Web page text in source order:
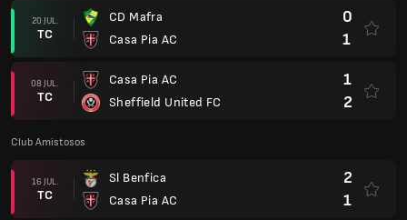
20 JUL.
TC
CD Mafra
Casa Pia AC
0
1
08 JUL.
TC
Casa Pia AC
Sheffield United FC
1
2
Club Amistosos
16 JUL.
TC
Sl Benfica
Casa Pia AC
2
1